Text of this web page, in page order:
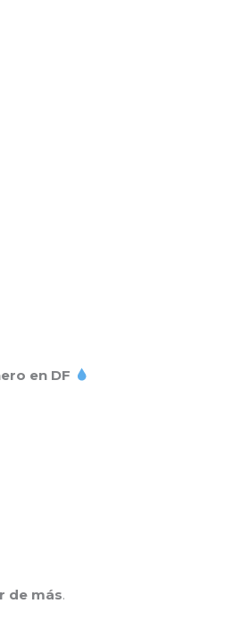
en DF
de más.